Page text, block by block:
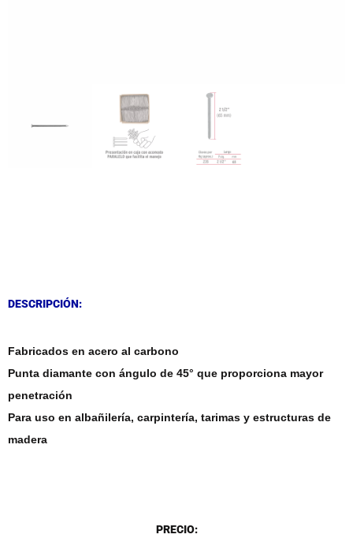
DESCRIPCIÓN:
Fabricados en acero al carbono
Punta diamante con ángulo de 45° que proporciona mayor
penetración
Para uso en albañilería, carpintería, tarimas y estructuras de
madera
PRECIO: